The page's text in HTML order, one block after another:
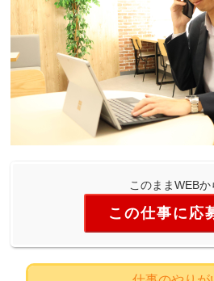
このままWEBか
この仕事に応